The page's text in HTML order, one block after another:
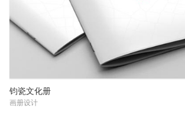
钧瓷文化册
画册设计